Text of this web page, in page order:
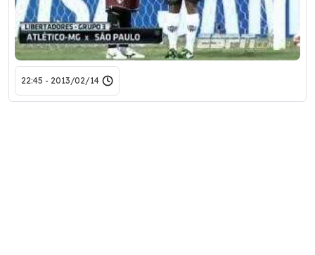
2013/02/14 - 22:45